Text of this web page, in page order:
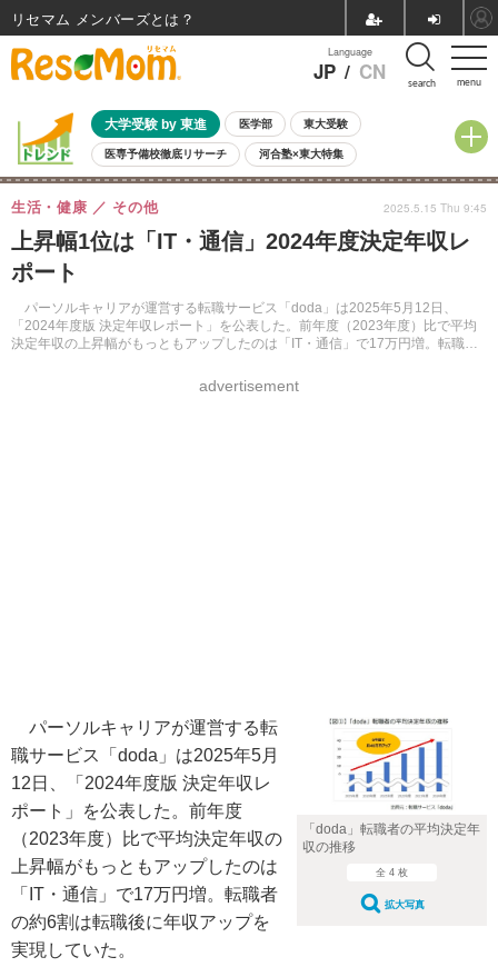
menu
Language
JP / CN search
大学受験 by 東進 医学部 東大受験
医専予備校徹底リサーチ 河合塾×東大特集
親子で考える大学選び 高校受験 中学受験 小学校受験
共通テスト 夏休み
8月開催イベント・WS 全国公立高校 過去問 人気記事
自由研究教材（小学生向け）
上昇幅1位は「IT・通信」2024年度決定年収レ
ポート
パーソルキャリアが運営する転職サービス「doda」は2025年5月12日、
「2024年度版 決定年収レポート」を公表した。前年度（2023年度）比で平均
決定年収の上昇幅がもっともアップしたのは「IT・通信」で17万円増。転職者
生活・健康 その他
advertisement
2025.5.15 Thu 9:45
「doda」転職者の平均決定年
収の推移
全 4 枚
拡大写真
パーソルキャリアが運営する転
職サービス「doda」は2025年5月
12日、「2024年度版 決定年収レ
ポート」を公表した。前年度
（2023年度）比で平均決定年収の
上昇幅がもっともアップしたのは
「IT・通信」で17万円増。転職者
の約6割は転職後に年収アップを
実現していた。
リセマム メンバーズ